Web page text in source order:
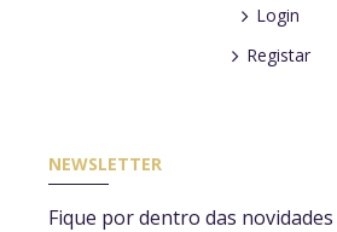
Login
Registar
NEWSLETTER
Fique por dentro das